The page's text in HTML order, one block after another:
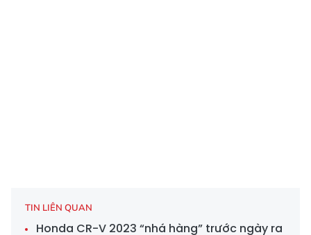
TIN LIÊN QUAN
Honda CR-V 2023 “nhá hàng” trước ngày ra